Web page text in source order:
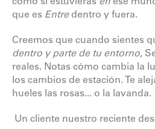
que es Entredentro y fuera.
Creemos que cuando sientes
dentro y parte de tu entorno,
reales. Notas cómo cambia la
los cambios de estación. Te
hueles las rosas... o la lavanda.
Un cliente nuestro reciente